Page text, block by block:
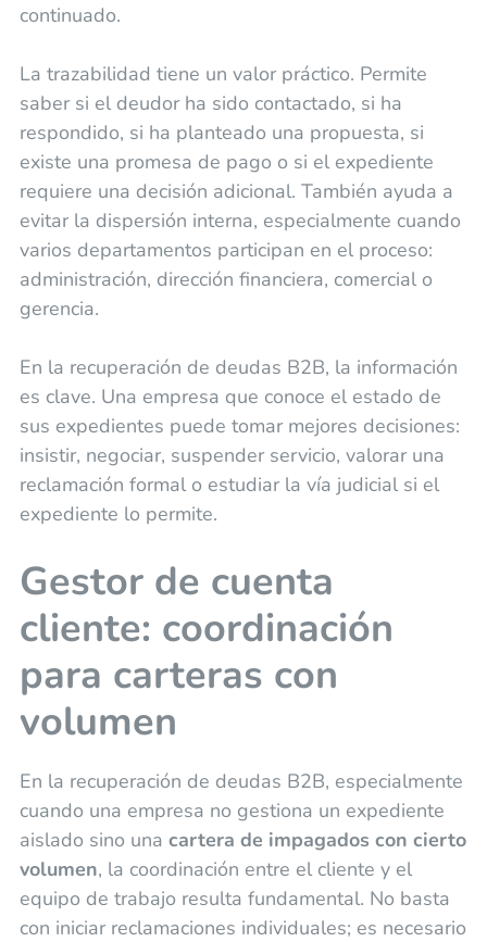
continuado.
La trazabilidad tiene un valor práctico. Permite
saber si el deudor ha sido contactado, si ha
respondido, si ha planteado una propuesta, si
existe una promesa de pago o si el expediente
requiere una decisión adicional. También ayuda a
evitar la dispersión interna, especialmente cuando
varios departamentos participan en el proceso:
administración, dirección financiera, comercial o
gerencia.
En la recuperación de deudas B2B, la información
es clave. Una empresa que conoce el estado de
sus expedientes puede tomar mejores decisiones:
insistir, negociar, suspender servicio, valorar una
reclamación formal o estudiar la vía judicial si el
expediente lo permite.
Gestor de cuenta
cliente: coordinación
para carteras con
volumen
En la recuperación de deudas B2B, especialmente
cuando una empresa no gestiona un expediente
aislado sino una cartera de impagados con cierto
volumen, la coordinación entre el cliente y el
equipo de trabajo resulta fundamental. No basta
con iniciar reclamaciones individuales; es necesario